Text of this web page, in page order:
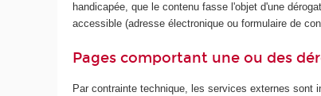
handicapée, que le contenu fasse l'objet d'une
accessible (adresse électronique ou formulaire de
Pages comportant une ou des
Par contrainte technique, les services externes sont